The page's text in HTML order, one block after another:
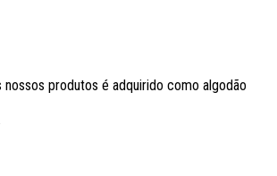
produtos é adquirido como algodão